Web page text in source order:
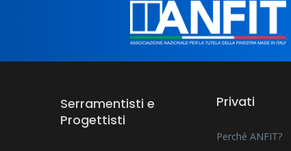
Serramentisti e
Progettisti
Privati
Perché ANFIT?